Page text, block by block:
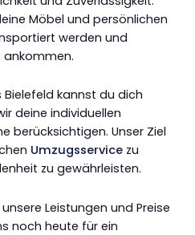
Möbel und persönlichen
werden und
Bielefeld kannst du dich
deine individuellen
berücksichtigen. Unser Ziel
Umzugsservice zu
zu gewährleisten.
Leistungen und Preise
noch heute für ein